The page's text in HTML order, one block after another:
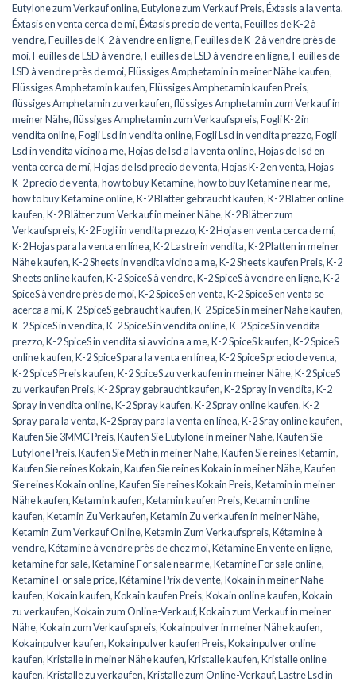
Eutylone zum Verkauf online,Eutylone zum Verkauf Preis,Éxtasis a la venta,
Éxtasis en venta cerca de mí,Éxtasis precio de venta,Feuilles de K-2 à
vendre,Feuilles de K-2 à vendre en ligne,Feuilles de K-2 à vendre près de
moi,Feuilles de LSD à vendre,Feuilles de LSD à vendre en ligne,Feuilles de
LSD à vendre près de moi,Flüssiges Amphetamin in meiner Nähe kaufen,
Flüssiges Amphetamin kaufen,Flüssiges Amphetamin kaufen Preis,
flüssiges Amphetamin zu verkaufen,flüssiges Amphetamin zum Verkauf in
meiner Nähe,flüssiges Amphetamin zum Verkaufspreis,Fogli K-2 in
vendita online,Fogli Lsd in vendita online,Fogli Lsd in vendita prezzo,Fogli
Lsd in vendita vicino a me,Hojas de lsd a la venta online,Hojas de lsd en
venta cerca de mí,Hojas de lsd precio de venta,Hojas K-2 en venta,Hojas
K-2 precio de venta,how to buy Ketamine,how to buy Ketamine near me,
how to buy Ketamine online,K-2 Blätter gebraucht kaufen,K-2 Blätter online
kaufen,K-2 Blätter zum Verkauf in meiner Nähe,K-2 Blätter zum
Verkaufspreis,K-2 Fogli in vendita prezzo,K-2 Hojas en venta cerca de mí,
K-2 Hojas para la venta en línea,K-2 Lastre in vendita,K-2 Platten in meiner
Nähe kaufen,K-2 Sheets in vendita vicino a me,K-2 Sheets kaufen Preis,K-2
Sheets online kaufen,K-2 SpiceS à vendre,K-2 SpiceS à vendre en ligne,K-2
SpiceS à vendre près de moi,K-2 SpiceS en venta,K-2 SpiceS en venta se
acerca a mí,K-2 SpiceS gebraucht kaufen,K-2 SpiceS in meiner Nähe kaufen,
K-2 SpiceS in vendita,K-2 SpiceS in vendita online,K-2 SpiceS in vendita
prezzo,K-2 SpiceS in vendita si avvicina a me,K-2 SpiceS kaufen,K-2 SpiceS
online kaufen,K-2 SpiceS para la venta en línea,K-2 SpiceS precio de venta,
K-2 SpiceS Preis kaufen,K-2 SpiceS zu verkaufen in meiner Nähe,K-2 SpiceS
zu verkaufen Preis,K-2 Spray gebraucht kaufen,K-2 Spray in vendita,K-2
Spray in vendita online,K-2 Spray kaufen,K-2 Spray online kaufen,K-2
Spray para la venta,K-2 Spray para la venta en línea,K-2 Sray online kaufen,
Kaufen Sie 3MMC Preis,Kaufen Sie Eutylone in meiner Nähe,Kaufen Sie
Eutylone Preis,Kaufen Sie Meth in meiner Nähe,Kaufen Sie reines Ketamin,
Kaufen Sie reines Kokain,Kaufen Sie reines Kokain in meiner Nähe,Kaufen
Sie reines Kokain online,Kaufen Sie reines Kokain Preis,Ketamin in meiner
Nähe kaufen,Ketamin kaufen,Ketamin kaufen Preis,Ketamin online
kaufen,Ketamin Zu Verkaufen,Ketamin Zu verkaufen in meiner Nähe,
Ketamin Zum Verkauf Online,Ketamin Zum Verkaufspreis,Kétamine à
vendre,Kétamine à vendre près de chez moi,Kétamine En vente en ligne,
ketamine for sale,Ketamine For sale near me,Ketamine For sale online,
Ketamine For sale price,Kétamine Prix de vente,Kokain in meiner Nähe
kaufen,Kokain kaufen,Kokain kaufen Preis,Kokain online kaufen,Kokain
zu verkaufen,Kokain zum Online-Verkauf,Kokain zum Verkauf in meiner
Nähe,Kokain zum Verkaufspreis,Kokainpulver in meiner Nähe kaufen,
Kokainpulver kaufen,Kokainpulver kaufen Preis,Kokainpulver online
kaufen,Kristalle in meiner Nähe kaufen,Kristalle kaufen,Kristalle online
kaufen,Kristalle zu verkaufen,Kristalle zum Online-Verkauf,Lastre Lsd in